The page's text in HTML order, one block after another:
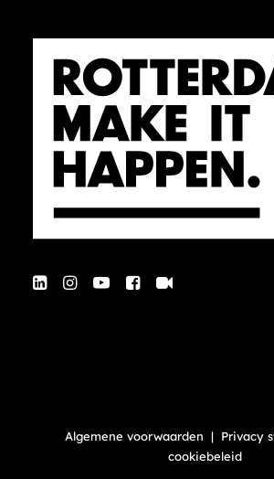
Algemene voorwaarden | Privacy
cookiebeleid